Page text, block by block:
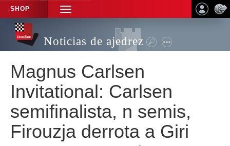
SHOP
TOGGLE
NAVIGATION
Noticias de ajedrez
Magnus Carlsen
Invitational: Carlsen
semifinalista, n semis,
Firouzja derrota a Giri